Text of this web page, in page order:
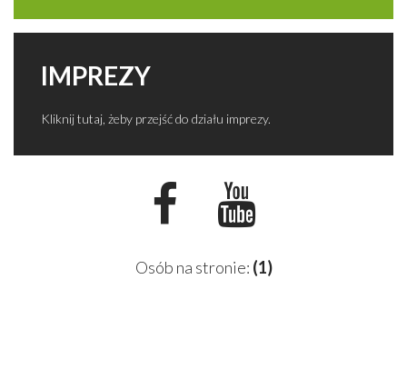
IMPREZY
Kliknij tutaj, żeby przejść do działu imprezy.
Osób na stronie: (1)